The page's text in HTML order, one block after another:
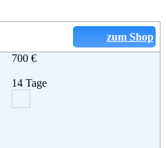
AGB
Garstedter Weg 14
+49 (0) 180 - 5824567
zum Shop
700 €
14 Tage